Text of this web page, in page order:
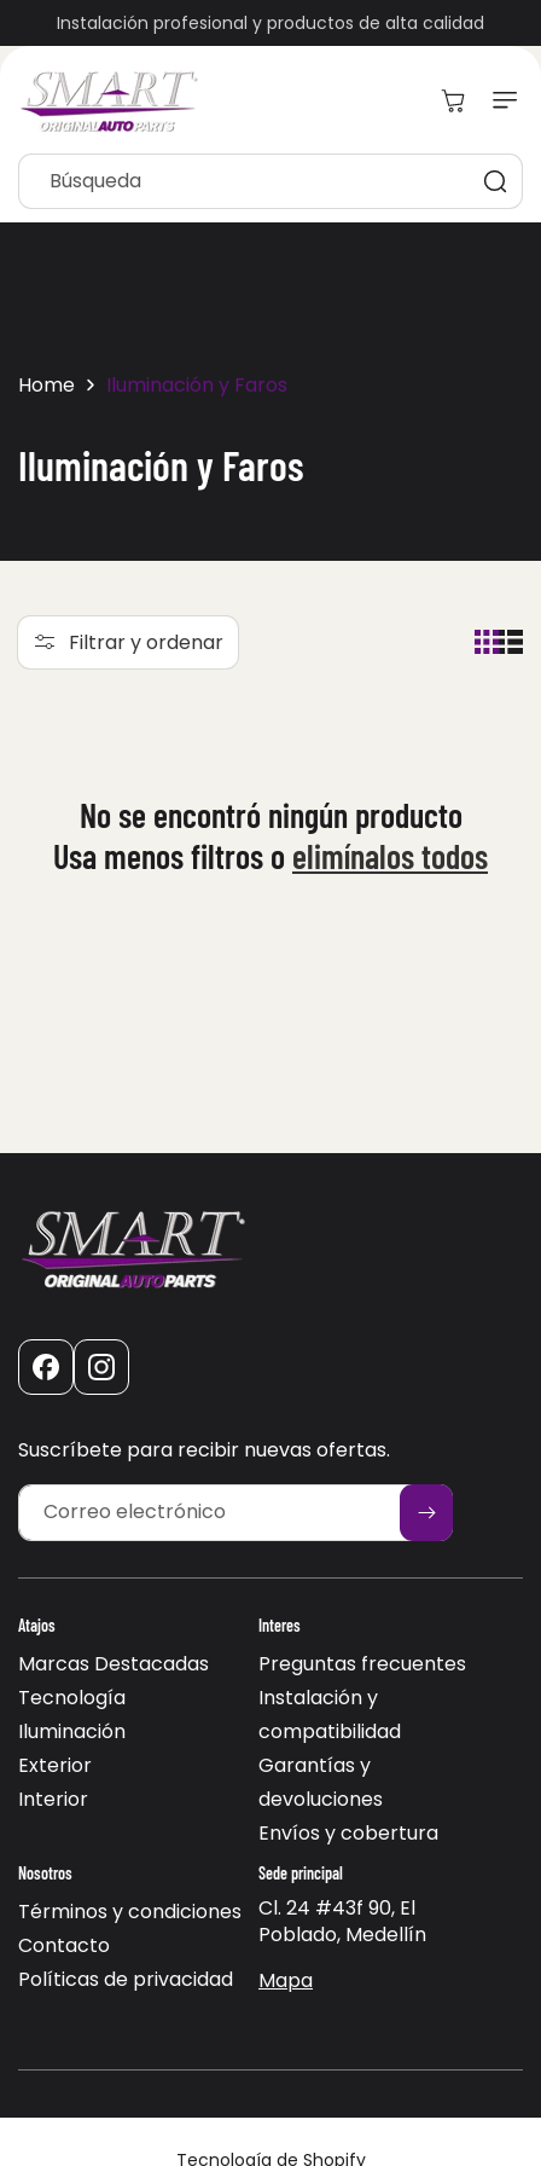
Directamente
Al Contenido
Instalación profesional y productos de alta calidad
Búsqueda
Carrito
Home Iluminación y Faros
C
l
e
c
Iluminación y Faros
Filtrar y ordenar
No se encontró ningún producto
Usa menos filtros o elimínalos todos
FacebookInstagram
Suscríbete para recibir nuevas ofertas.
Correo electrónico
Atajos
Marcas Destacadas
Tecnología
Iluminación
Exterior
Interior
Interes
Preguntas frecuentes
Instalación y
compatibilidad
Garantías y
devoluciones
Envíos y cobertura
Nosotros
Términos y condiciones
Contacto
Políticas de privacidad
Sede principal
Cl. 24 #43f 90, El
Poblado, Medellín
Mapa
Tecnología de Shopify